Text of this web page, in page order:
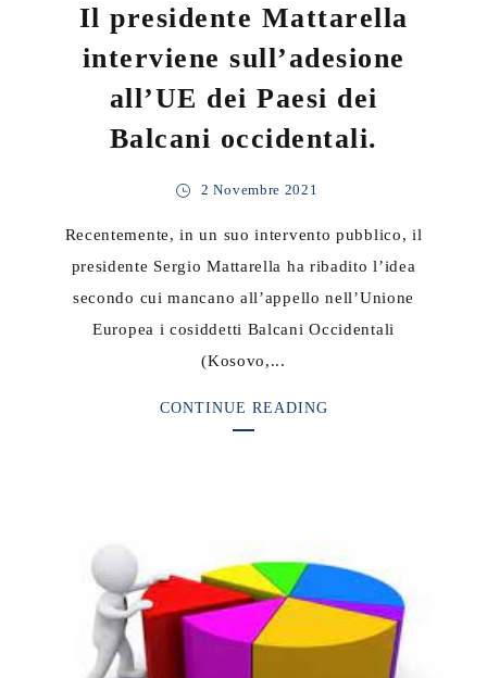
Il presidente Mattarella
interviene sull’adesione
all’UE dei Paesi dei
Balcani occidentali.
2 Novembre 2021
Recentemente, in un suo intervento pubblico, il
presidente Sergio Mattarella ha ribadito l’idea
secondo cui mancano all’appello nell’Unione
Europea i cosiddetti Balcani Occidentali
(Kosovo,...
CONTINUE READING